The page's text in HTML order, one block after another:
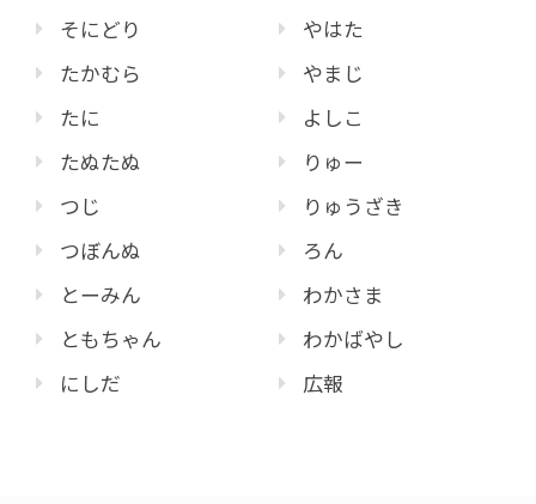
そにどり
たかむら
たに
たぬたぬ
つじ
つぼんぬ
とーみん
ともちゃん
にしだ
やはた
やまじ
よしこ
りゅー
りゅうざき
ろん
わかさま
わかばやし
広報